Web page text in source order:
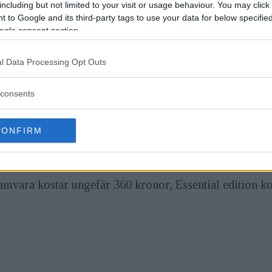
but not limited to your visit or usage behaviour. You may
to Google and its third-party tags to use your data for below
consent section.
Data Processing Opt Outs
versioner av Filmpack är bland annat att man
utökat möjligheterna till att justera profilerna
går också att kombinera färgtonerna från en film
som ett separat program eller som ett plug-in
hemsida.
kostar ungefär 360 kronor, Essential edition